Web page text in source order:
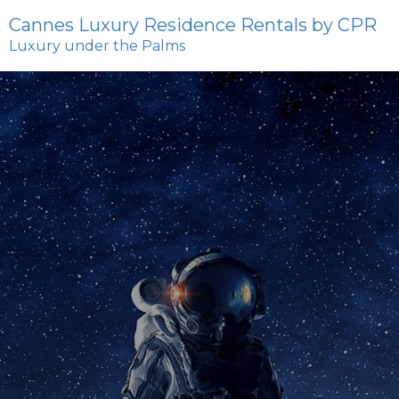
Cannes Luxury Residence Rentals by CPR
Luxury under the Palms